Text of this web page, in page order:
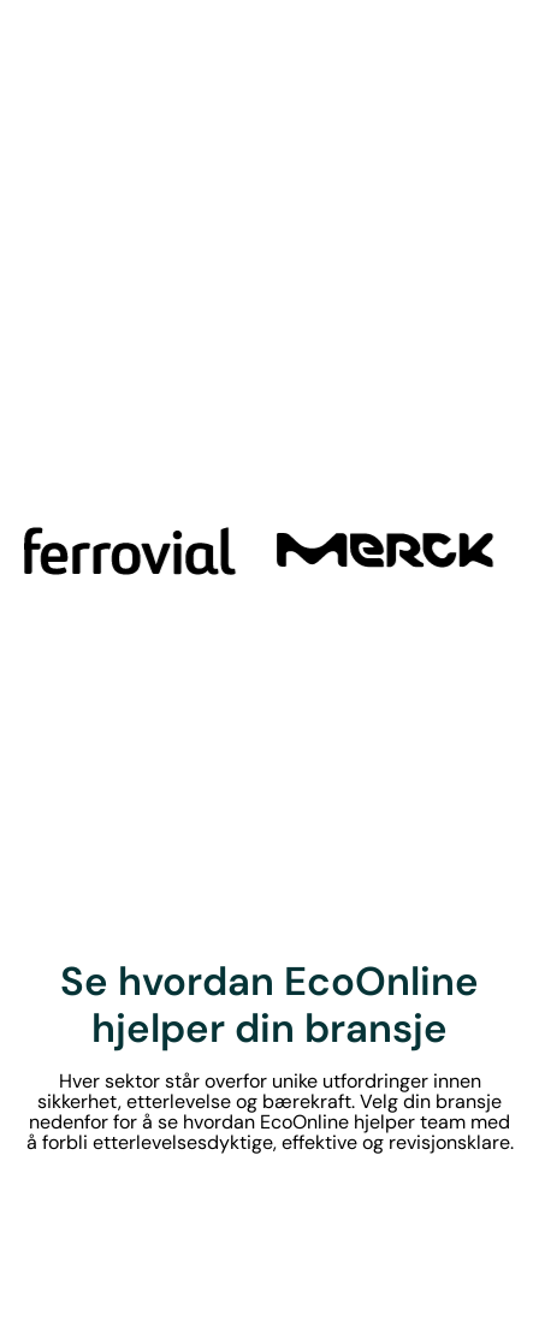
Se hvordan EcoOnline
hjelper din bransje
Hver sektor står overfor unike utfordringer innen
sikkerhet, etterlevelse og bærekraft. Velg din bransje
nedenfor for å se hvordan EcoOnline hjelper team med
å forbli etterlevelsesdyktige, effektive og revisjonsklare.